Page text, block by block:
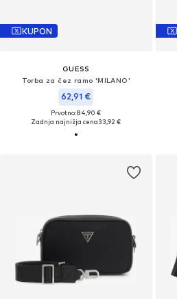
KUPON
GUESS
Torba za čez ramo 'MILANO'
62,91 €
Prvotno: 84,90 €
Zadnja najnižja cena33,92 €